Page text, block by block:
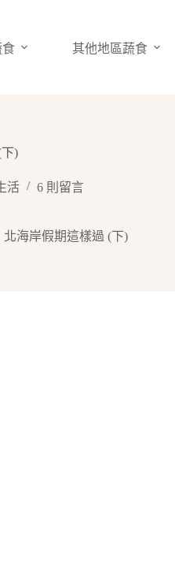
其他地區蔬食
)
活 6 則留言
海岸假期這樣過 (下)